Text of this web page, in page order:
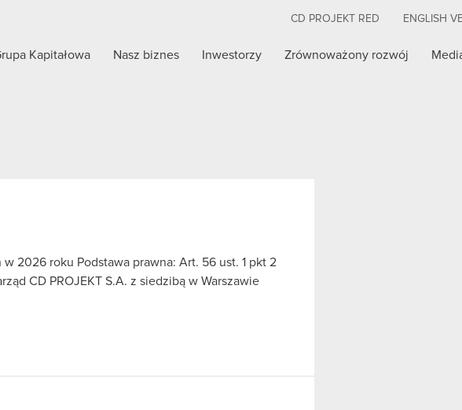
CD PROJEKT RED ENGLISH
Kapitałowa Nasz biznes Inwestorzy Zrównoważony rozwój
2026 roku Podstawa prawna: Art. 56 ust. 1 pkt 2
CD PROJEKT S.A. z siedzibą w Warszawie